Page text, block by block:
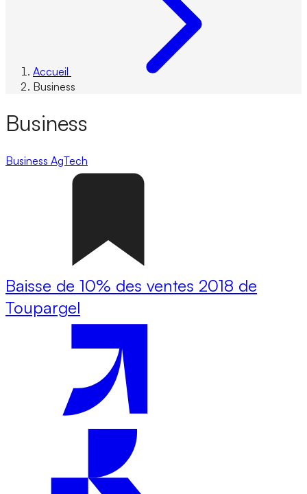
Accueil
Business
Business
Business AgTech
Baisse de 10% des ventes 2018 de
Toupargel